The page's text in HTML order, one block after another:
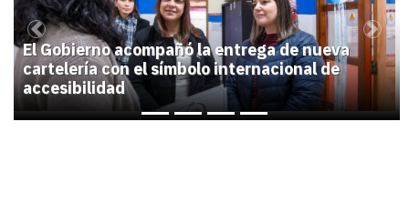
El Gobierno acompañó la entrega de nueva
cartelería con el símbolo internacional de
accesibilidad
Previous Next